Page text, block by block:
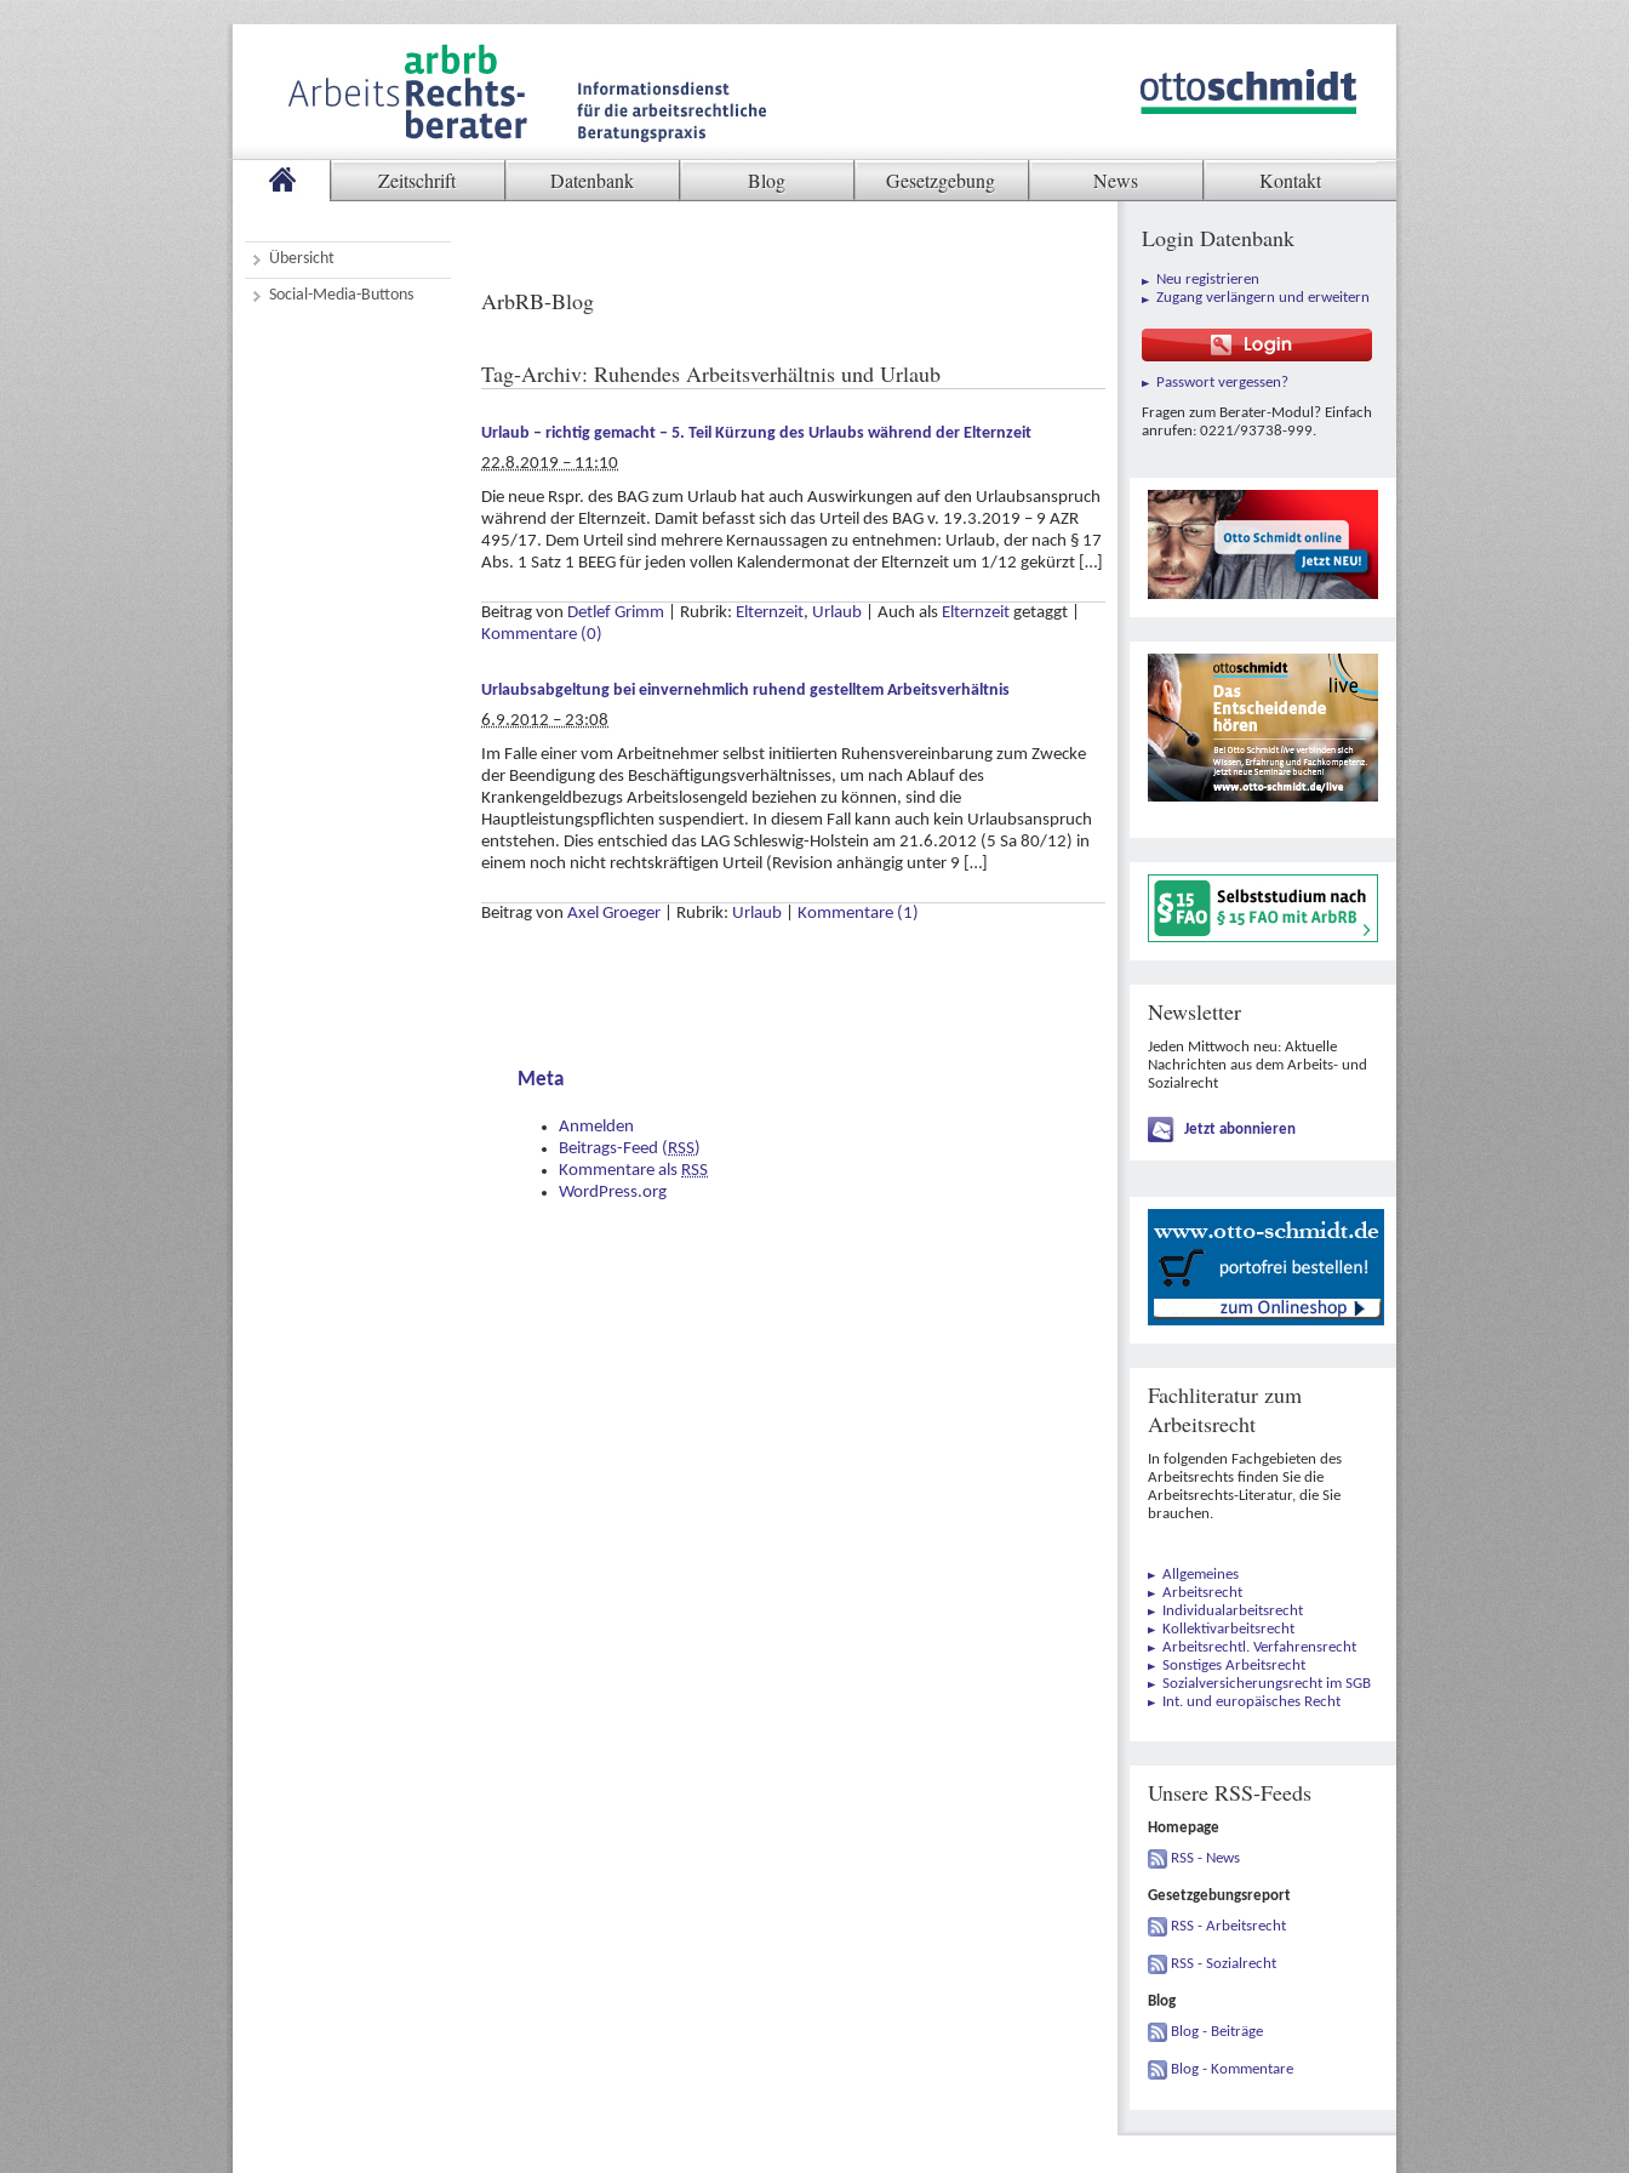
Zeitschrift Datenbank Blog Gesetzgebung News Kontakt
Übersicht
Social-Media-Buttons
ArbRB-Blog
Tag-Archiv: Ruhendes Arbeitsverhältnis und Urlaub
Urlaub – richtig gemacht – 5. Teil Kürzung des Urlaubs während der Elternzeit
22.8.2019 – 11:10
Die neue Rspr. des BAG zum Urlaub hat auch Auswirkungen auf den Urlaubsanspruch
während der Elternzeit. Damit befasst sich das Urteil des BAG v. 19.3.2019 – 9 AZR
495/17. Dem Urteil sind mehrere Kernaussagen zu entnehmen: Urlaub, der nach § 17
Abs. 1 Satz 1 BEEG für jeden vollen Kalendermonat der Elternzeit um 1/12 gekürzt […]
Beitrag von Detlef Grimm Rubrik: Elternzeit, Urlaub Auch als Elternzeit getaggt
Kommentare (0)
Urlaubsabgeltung bei einvernehmlich ruhend gestelltem Arbeitsverhältnis
6.9.2012 – 23:08
Im Falle einer vom Arbeitnehmer selbst initiierten Ruhensvereinbarung zum Zwecke
der Beendigung des Beschäftigungsverhältnisses, um nach Ablauf des
Krankengeldbezugs Arbeitslosengeld beziehen zu können, sind die
Hauptleistungspflichten suspendiert. In diesem Fall kann auch kein Urlaubsanspruch
entstehen. Dies entschied das LAG Schleswig-Holstein am 21.6.2012 (5 Sa 80/12) in
einem noch nicht rechtskräftigen Urteil (Revision anhängig unter 9 […]
Beitrag von Axel Groeger Rubrik: Urlaub Kommentare (1)
Meta
Anmelden
Beitrags-Feed (RSS)
Kommentare als RSS
WordPress.org
Login Datenbank
Neu registrieren
Zugang verlängern und erweitern
Passwort vergessen?
Fragen zum Berater-Modul? Einfach
anrufen: 0221/93738-999.
Newsletter
Jeden Mittwoch neu: Aktuelle
Nachrichten aus dem Arbeits- und
Sozialrecht
Jetzt abonnieren
Fachliteratur zum
Arbeitsrecht
In folgenden Fachgebieten des
Arbeitsrechts finden Sie die
Arbeitsrechts-Literatur, die Sie
brauchen.
Allgemeines
Arbeitsrecht
Individualarbeitsrecht
Kollektivarbeitsrecht
Arbeitsrechtl. Verfahrensrecht
Sonstiges Arbeitsrecht
Sozialversicherungsrecht im SGB
Int. und europäisches Recht
Unsere RSS-Feeds
Homepage
RSS - News
Gesetzgebungsreport
RSS - Arbeitsrecht
RSS - Sozialrecht
Blog
Blog - Beiträge
Blog - Kommentare